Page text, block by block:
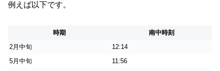
例えば以下です。
時期
南中時刻
2月中旬
12:14
5月中旬
11:56